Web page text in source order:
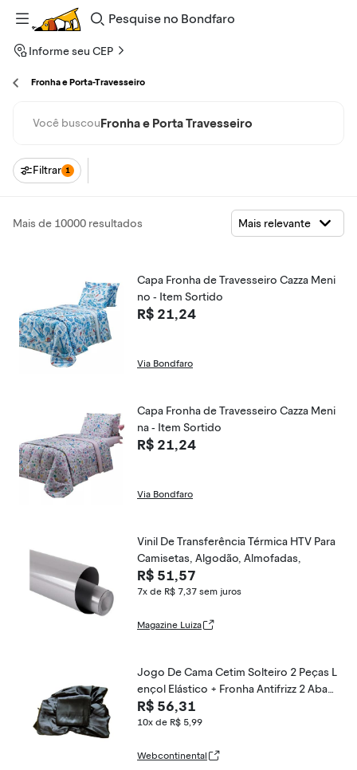
Pesquise
Bondfaro
Informe seu CEP
Fronha e Porta-Travesseiro
Você buscouFronha e Porta Travesseiro
Filtrar 1
Mais de 10000 resultados
Capa Fronha de Travesseiro Cazza Meni
no - Item Sortido
R$ 21,24
Via Bondfaro
Capa Fronha de Travesseiro Cazza Meni
na - Item Sortido
R$ 21,24
Via Bondfaro
Vinil De Transferência Térmica HTV Para
Camisetas, Algodão, Almofadas,
R$ 51,57
7x de R$ 7,37 sem juros
Magazine Luiza
Jogo De Cama Cetim Solteiro 2 Peças L
ençol Elástico + Fronha Antifrizz 2 Abas
Preto
R$ 56,31
10x de R$ 5,99
Webcontinental